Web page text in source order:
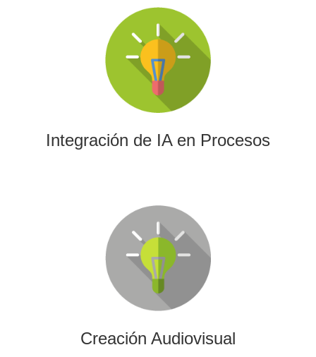
Integración de IA en Procesos
Integración de IA en Procesos
La IA permitirá a su empresa aprovechar el poder de los
algoritmos y las herramientas más avanzadas para el
análisis de datos y la creación de contenidos.
Creación Audiovisual
Creación Audiovisual
Ofrecemos soluciones creativas, de producción y edición
para cualquier tipo de contenido audiovisual: vídeos
promocionales, spots o cobertura audiovisual de eventos.